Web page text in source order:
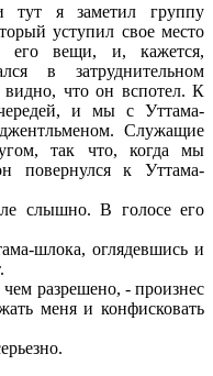
я заметил группу
уступил свое место
его вещи, и, кажется,
в затруднительном
что он вспотел. К
и мы с Уттама-
Служащие
так что, когда мы
повернулся к Уттама-
слышно. В голосе его
шлока, оглядевшись и
разрешено, - произнес
меня и конфисковать